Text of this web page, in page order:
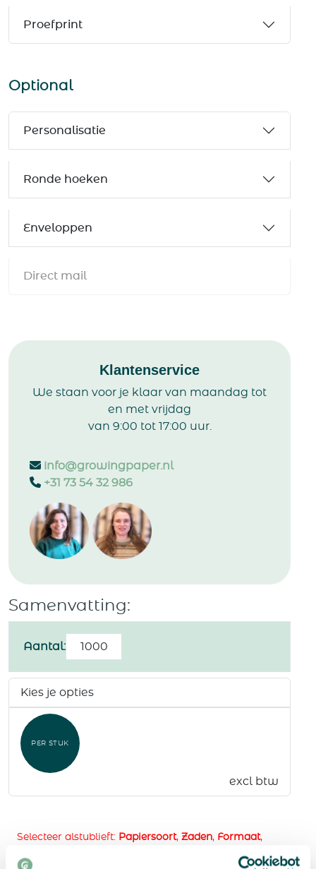
Proefprint
Optional
Personalisatie
Ronde hoeken
Enveloppen
Direct mail
Klantenservice
We staan voor je klaar van maandag tot
en met vrijdag
van 9:00 tot 17:00 uur.
info@growingpaper.nl
+31 73 54 32 986
Samenvatting:
Aantal:Gevouwen
A4
naar
A5
aantal
Kies je opties
PER STUK
excl btw
Selecteer alstublieft: Papiersoort, Zaden, Formaat,